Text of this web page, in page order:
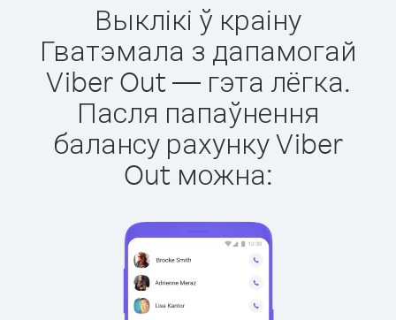
Выклікі ў краіну
Гватэмала з дапамогай
Viber Out — гэта лёгка.
Пасля папаўнення
балансу рахунку Viber
Out можна: